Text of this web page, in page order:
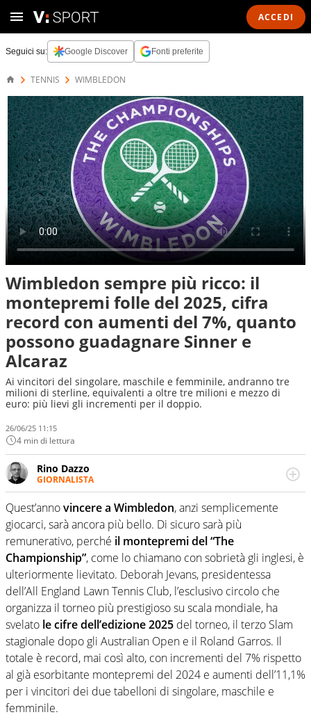
ACCEDI
Seguici su: Google Discover Fonti preferite
TENNIS WIMBLEDON
Wimbledon sempre più ricco: il
montepremi folle del 2025, cifra
record con aumenti del 7%, quanto
possono guadagnare Sinner e
Alcaraz
Ai vincitori del singolare, maschile e femminile, andranno tre
milioni di sterline, equivalenti a oltre tre milioni e mezzo di
euro: più lievi gli incrementi per il doppio.
26/06/25 11:15
4 min di lettura
Rino Dazzo
GIORNALISTA
Se mai ci fosse modo di traslare il glossario del calcio in
una nicchia di esperti, lui ne farebbe parte. Non si perde
una svista arbitrale né gli umori social del mondo delle
curve
Quest’annovincere a Wimbledon, anzi semplicemente
giocarci, sarà ancora più bello. Di sicuro sarà più
remunerativo, perché il montepremi del “The
Championship”, come lo chiamano con sobrietà gli inglesi, è
ulteriormente lievitato. Deborah Jevans, presidentessa
dell’All England Lawn Tennis Club, l’esclusivo circolo che
organizza il torneo più prestigioso su scala mondiale, ha
svelato le cifre dell’edizione 2025 del torneo, il terzo Slam
stagionale dopo gli Australian Open e il Roland Garros. Il
totale è record, mai così alto, con incrementi del 7% rispetto
al già esorbitante montepremi del 2024 e aumenti dell’11,1%
per i vincitori dei due tabelloni di singolare, maschile e
femminile.